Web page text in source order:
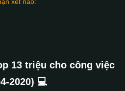
13 triệu cho công việc
2020) 💻